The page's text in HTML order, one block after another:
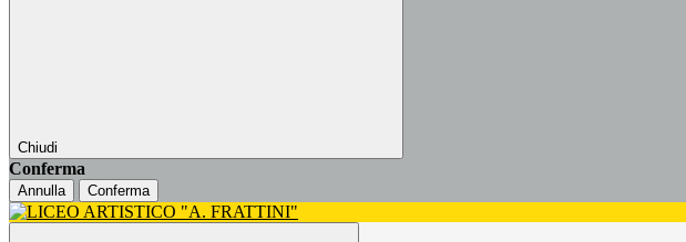
Chiudi
Conferma
Annulla Conferma